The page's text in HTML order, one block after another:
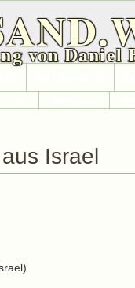
von Daniel
Israel